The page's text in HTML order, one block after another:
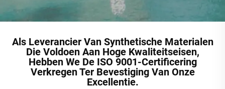
Als Leverancier Van Synthetische Materialen
Die Voldoen Aan Hoge Kwaliteitseisen,
Hebben We De ISO 9001-Certificering
Verkregen Ter Bevestiging Van Onze
Excellentie.